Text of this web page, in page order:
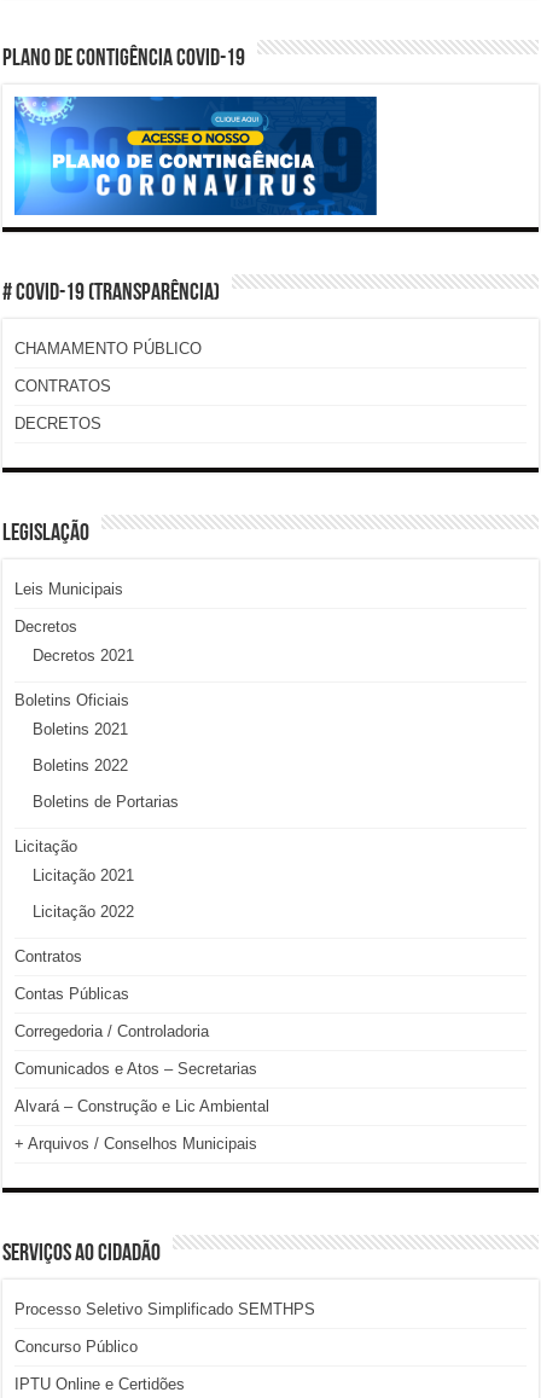
PLANO DE CONTIGÊNCIA COVID-19
# COVID-19 (TRANSPARÊNCIA)
CHAMAMENTO PÚBLICO
CONTRATOS
DECRETOS
LEGISLAÇÃO
Leis Municipais
Decretos
Decretos 2021
Boletins Oficiais
Boletins 2021
Boletins 2022
Boletins de Portarias
Licitação
Licitação 2021
Licitação 2022
Contratos
Contas Públicas
Corregedoria / Controladoria
Comunicados e Atos – Secretarias
Alvará – Construção e Lic Ambiental
+ Arquivos / Conselhos Municipais
SERVIÇOS AO CIDADÃO
Processo Seletivo Simplificado SEMTHPS
Concurso Público
IPTU Online e Certidões